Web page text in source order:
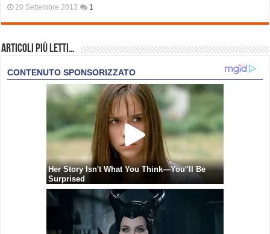
20 Settembre 2013 1
Articoli più Letti…